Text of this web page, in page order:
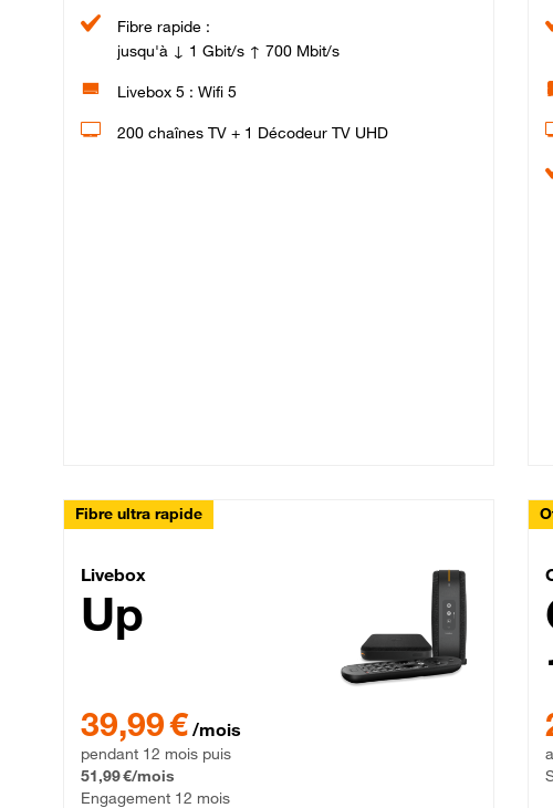
Fibre rapide :
jusqu'à ↓ 1 Gbit/s ↑ 700 Mbit/s
Livebox 5 : Wifi 5
200 chaînes TV + 1 Décodeur TV UHD
Fibre ultra rapide
Livebox Up Fibre
Livebox
Up
39,99 € /mois
pendant 12 mois puis
51,99 €/mois
Engagement 12 mois